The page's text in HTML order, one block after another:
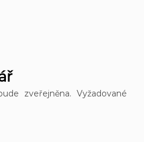
zveřejněna. Vyžadované